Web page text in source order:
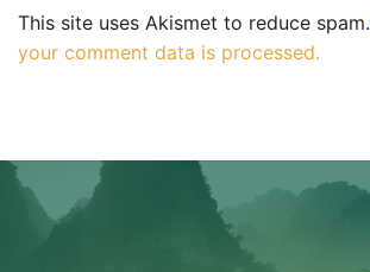
This site uses Akismet to reduce spam.
your comment data is processed.